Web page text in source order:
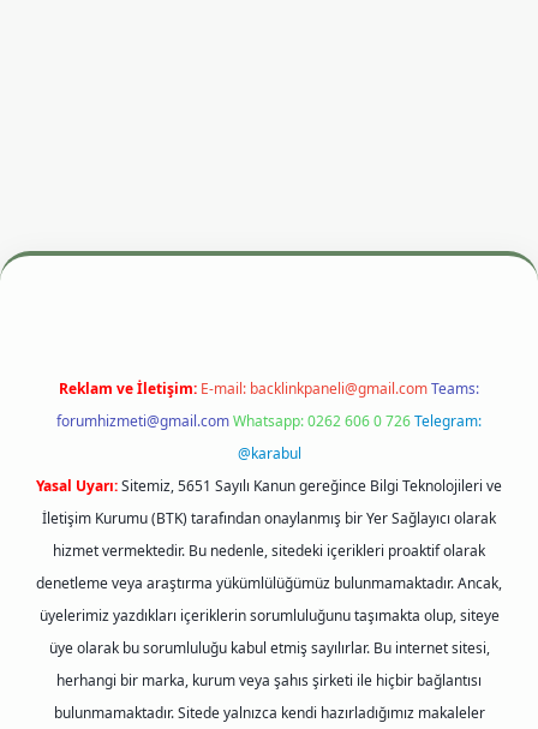
betexper.xyzm elexbet
Reklam ve İletişim: E-mail: backlinkpaneli@gmail.comTeams:
forumhizmeti@gmail.comWhatsapp: 0262 606 0 726Telegram:
@karabul
Yasal Uyarı:Sitemiz, 5651 Sayılı Kanun gereğince Bilgi Teknolojileri ve
İletişim Kurumu (BTK) tarafından onaylanmış bir Yer Sağlayıcı olarak
hizmet vermektedir. Bu nedenle, sitedeki içerikleri proaktif olarak
denetleme veya araştırma yükümlülüğümüz bulunmamaktadır. Ancak,
üyelerimiz yazdıkları içeriklerin sorumluluğunu taşımakta olup, siteye
üye olarak bu sorumluluğu kabul etmiş sayılırlar. Bu internet sitesi,
herhangi bir marka, kurum veya şahıs şirketi ile hiçbir bağlantısı
bulunmamaktadır. Sitede yalnızca kendi hazırladığımız makaleler